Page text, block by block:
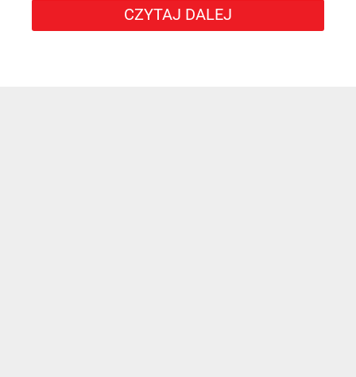
CZYTAJ DALEJ